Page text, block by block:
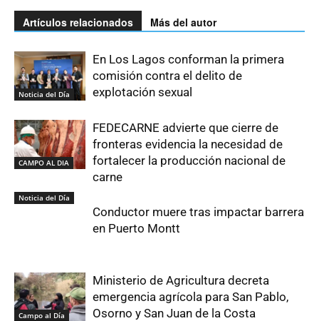
Artículos relacionados Más del autor
Noticia del Día
En Los Lagos conforman la primera
comisión contra el delito de
explotación sexual
CAMPO AL DIA
FEDECARNE advierte que cierre de
fronteras evidencia la necesidad de
fortalecer la producción nacional de
carne
Noticia del Día
Conductor muere tras impactar barrera
en Puerto Montt
Campo al Día
Ministerio de Agricultura decreta
emergencia agrícola para San Pablo,
Osorno y San Juan de la Costa